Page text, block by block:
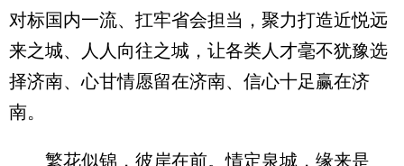
对标国内一流、扛牢省会担当，聚力打造近悦远
来之城、人人向往之城，让各类人才毫不犹豫选
择济南、心甘情愿留在济南、信心十足赢在济
南。
繁花似锦，彼岸在前。情定泉城，缘来是